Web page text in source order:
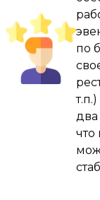
заработал
наших
надо
заработок
, я понял
душе и
одного дня
Дорогой
не боятся и
не пойдут
по
два